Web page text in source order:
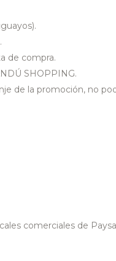
de compra.
SHOPPING.
de la promoción, no
comerciales de